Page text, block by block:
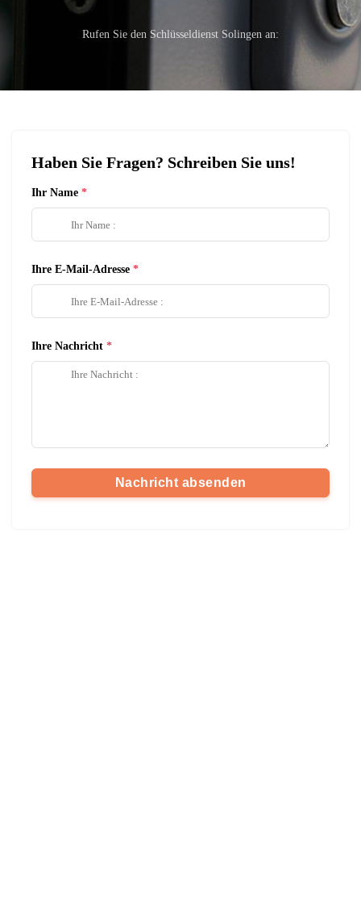
Rufen Sie den Schlüsseldienst Solingen an:
Haben Sie Fragen? Schreiben Sie uns!
Ihr Name
Ihre E-Mail-Adresse
Ihre Nachricht
Nachricht absenden